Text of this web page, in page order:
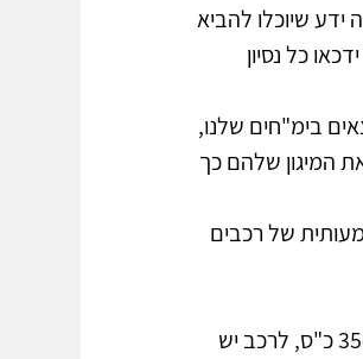
סביר ועם הרבה ידע שיוכלו להביא
כל נסיון
בימ"חים שלנו,
המיגון שלהם כך
לרכוש כמות משמעותית של רכבים
רכבים אלו שוקלים כ-13 טון, הם מוגנים מכדורי 7.62 מ"מ, ומונעים במנוע דיזל בן 350 כ"ס, לרכב יש